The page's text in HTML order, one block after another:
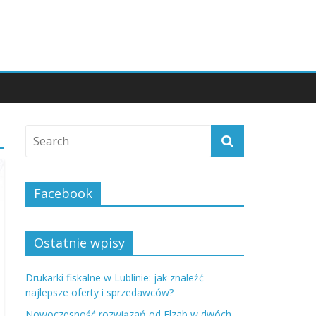
Facebook
Ostatnie wpisy
Drukarki fiskalne w Lublinie: jak znaleźć
najlepsze oferty i sprzedawców?